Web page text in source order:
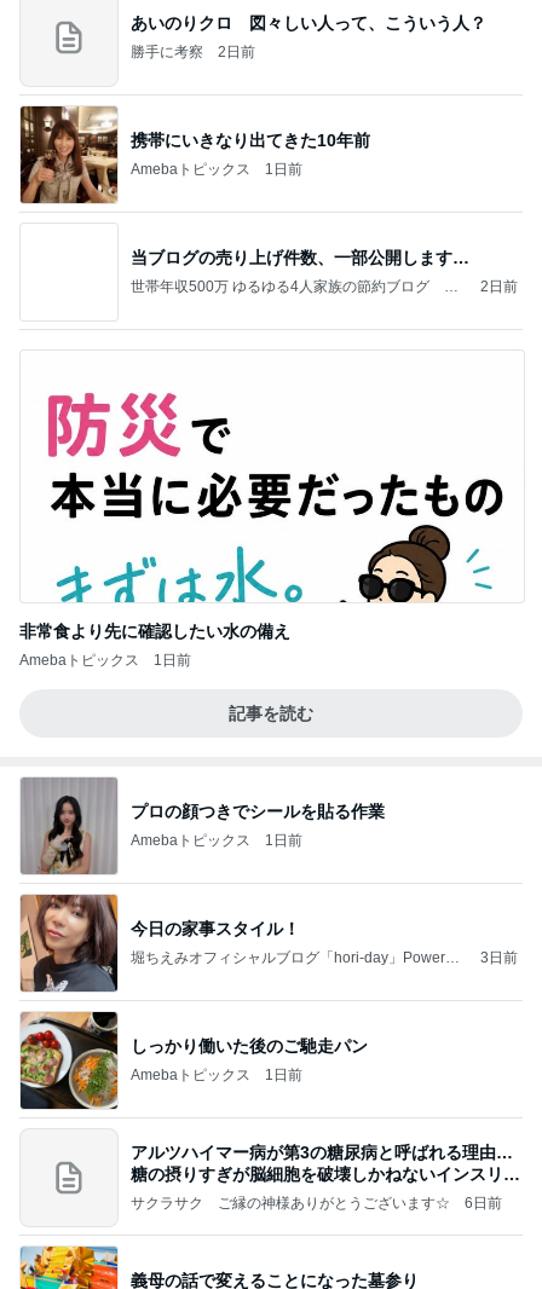
あいのりクロ 図々しい人って、こういう人？
勝手に考察 2日前
携帯にいきなり出てきた10年前
Amebaトピックス 1日前
当ブログの売り上げ件数、一部公開します…
世帯年収500万 ゆるゆる4人家族の節約ブログ 〜
2日前
非常食より先に確認したい水の備え
Amebaトピックス 1日前
記事を読む
プロの顔つきでシールを貼る作業
Amebaトピックス 1日前
今日の家事スタイル！
堀ちえみオフィシャルブログ「hori-day」Powered
3日前
しっかり働いた後のご馳走パン
Amebaトピックス 1日前
アルツハイマー病が第3の糖尿病と呼ばれる理由…
糖の摂りすぎが脳細胞を破壊しかねないインスリン
の恐
サクラサク ご縁の神様ありがとうございます☆ 6日前
義母の話で変えることになった墓参り